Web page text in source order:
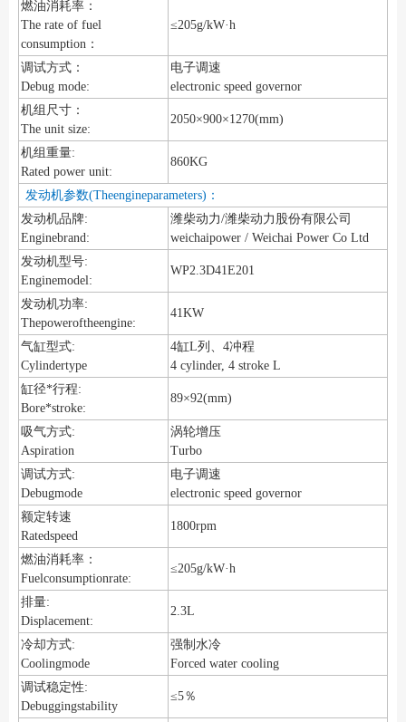
燃油消耗率：
The rate of fuel
consumption：
≤205g/kW·h
调试方式：
Debug mode:
电子调速
electronic speed governor
机组尺寸：
The unit size:
2050×900×1270(mm)
机组重量:
Rated power unit:
860KG
发动机参数(Theengineparameters)：
发动机品牌:
Enginebrand:
潍柴动力/潍柴动力股份有限公司
weichaipower / Weichai Power Co Ltd
发动机型号:
Enginemodel:
WP2.3D41E201
发动机功率:
Thepoweroftheengine:
41KW
气缸型式:
Cylindertype
4缸L列、4冲程
4 cylinder, 4 stroke L
缸径*行程:
Bore*stroke:
89×92(mm)
吸气方式:
Aspiration
涡轮增压
Turbo
调试方式:
Debugmode
电子调速
electronic speed governor
额定转速
Ratedspeed
1800rpm
燃油消耗率：
Fuelconsumptionrate:
≤205g/kW·h
排量:
Displacement:
2.3L
冷却方式:
Coolingmode
强制水冷
Forced water cooling
调试稳定性:
Debuggingstability
≤5％